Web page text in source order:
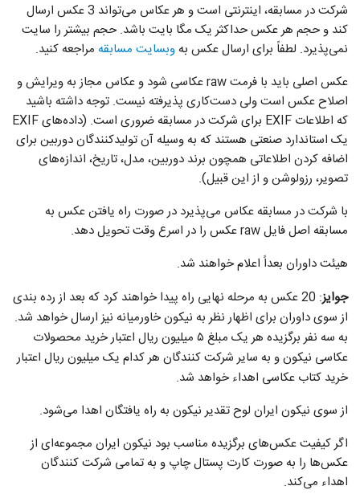
شرکت در مسابقه، اینترنتی است و هر عکاس می‌تواند 3 عکس ارسال
کند و حجم هر عکس حداکثر یک مگا بایت باشد. حجم بیشتر را سایت
نمی‌پذیرد. لطفاً برای ارسال عکس به وبسایت مسابقه مراجعه کنید.
عکس اصلی باید با فرمت raw عکاسی شود و عکاس مجاز به ویرایش و
اصلاح عکس است ولی دست‌کاری پذیرفته نیست. توجه داشته باشید
که اطلاعات EXIF برای شرکت در مسابقه ضروری است. (داده‌های EXIF
یک استاندارد صنعتی هستند که به وسیله آن تولیدکنندگان دوربین برای
اضافه کردن اطلاعاتی همچون برند دوربین، مدل، تاریخ، اندازه‌های
تصویر، رزولوشن و از این قبیل).
با شرکت در مسابقه عکاس می‌پذیرد در صورت راه یافتن عکس به
مسابقه اصل فایل raw عکس را در اسرع وقت تحویل دهد.
هیئت داوران بعداً اعلام خواهند شد.
جوایز
: 20 عکس به مرحله نهایی راه پیدا خواهند کرد که بعد از رده بندی
از سوی داوران برای اظهار نظر به نیکون خاورمیانه نیز ارسال خواهد شد.
به سه نفر برگزیده هر یک مبلغ ۵ میلیون ریال اعتبار خرید محصولات
عکاسی نیکون و به سایر شرکت کنندگان هر کدام یک میلیون ریال اعتبار
خرید کتاب عکاسی اهداء خواهد شد.
از سوی نیکون ایران لوح تقدیر نیکون به راه یافتگان اهدا می‌شود.
اگر کیفیت عکس‌های برگزیده مناسب بود نیکون ایران مجموعه‌ای از
عکس‌ها را به صورت کارت پستال چاپ و به تمامی شرکت کنندگان
اهداء می‌کند.